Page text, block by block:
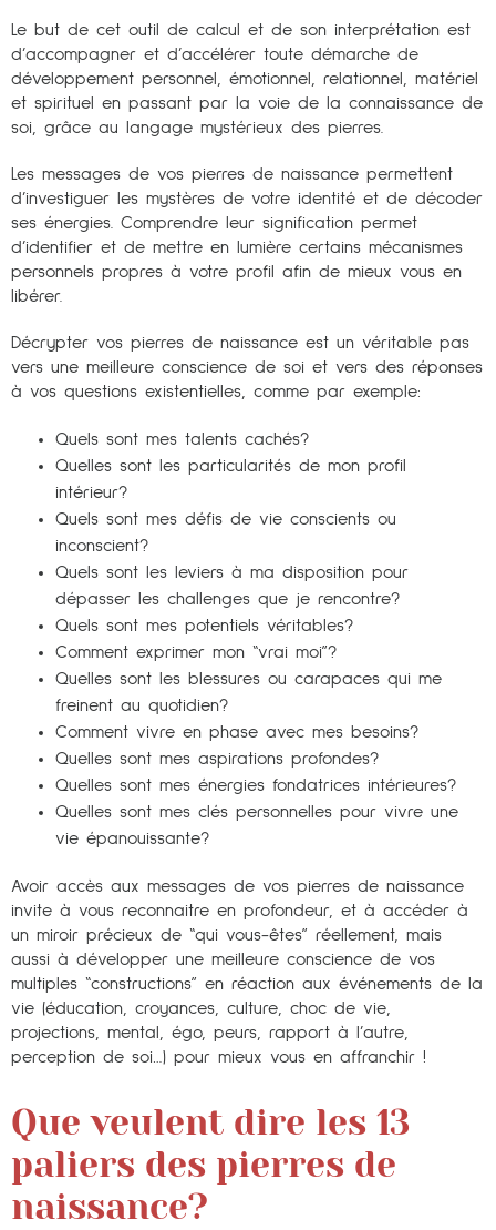
Le but de cet outil de calcul et de son interprétation est
d’accompagner et d’accélérer toute démarche de
développement personnel, émotionnel, relationnel, matériel
et spirituel en passant par la voie de la connaissance de
soi, grâce au langage mystérieux des pierres.
Les messages de vos pierres de naissance permettent
d’investiguer les mystères de votre identité et de décoder
ses énergies. Comprendre leur signification permet
d’identifier et de mettre en lumière certains mécanismes
personnels propres à votre profil afin de mieux vous en
libérer.
Décrypter vos pierres de naissance est un véritable pas
vers une meilleure conscience de soi et vers des réponses
à vos questions existentielles, comme par exemple:
Quels sont mes talents cachés?
Quelles sont les particularités de mon profil
intérieur?
Quels sont mes défis de vie conscients ou
inconscient?
Quels sont les leviers à ma disposition pour
dépasser les challenges que je rencontre?
Quels sont mes potentiels véritables?
Comment exprimer mon “vrai moi”?
Quelles sont les blessures ou carapaces qui me
freinent au quotidien?
Comment vivre en phase avec mes besoins?
Quelles sont mes aspirations profondes?
Quelles sont mes énergies fondatrices intérieures?
Quelles sont mes clés personnelles pour vivre une
vie épanouissante?
Avoir accès aux messages de vos pierres de naissance
invite à vous reconnaitre en profondeur, et à accéder à
un miroir précieux de “qui vous-êtes” réellement, mais
aussi à développer une meilleure conscience de vos
multiples “constructions” en réaction aux événements de la
vie (éducation, croyances, culture, choc de vie,
projections, mental, égo, peurs, rapport à l’autre,
perception de soi…) pour mieux vous en affranchir !
Que veulent dire les 13
paliers des pierres de
naissance?